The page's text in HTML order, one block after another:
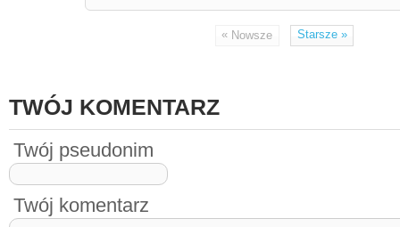
« Nowsze Starsze»
TWÓJ KOMENTARZ
Twój pseudonim
Twój komentarz